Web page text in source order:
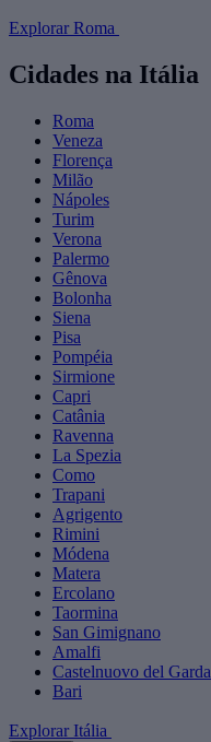
Explorar Roma
Cidades na Itália
Roma
Veneza
Florença
Milão
Nápoles
Turim
Verona
Palermo
Gênova
Bolonha
Siena
Pisa
Pompéia
Sirmione
Capri
Catânia
Ravenna
La Spezia
Como
Trapani
Agrigento
Rimini
Módena
Matera
Ercolano
Taormina
San Gimignano
Amalfi
Castelnuovo del Garda
Bari
Explorar Itália